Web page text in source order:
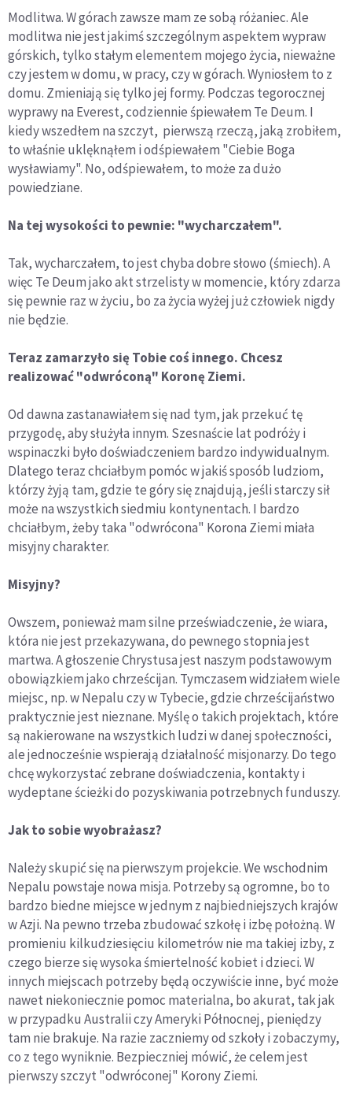
Modlitwa. W górach zawsze mam ze sobą różaniec. Ale
modlitwa nie jest jakimś szczególnym aspektem wypraw
górskich, tylko stałym elementem mojego życia, nieważne
czy jestem w domu, w pracy, czy w górach. Wyniosłem to z
domu. Zmieniają się tylko jej formy. Podczas tegorocznej
wyprawy na Everest, codziennie śpiewałem Te Deum. I
kiedy wszedłem na szczyt, pierwszą rzeczą, jaką zrobiłem,
to właśnie uklęknąłem i odśpiewałem "Ciebie Boga
wysławiamy". No, odśpiewałem, to może za dużo
powiedziane.
Na tej wysokości to pewnie: "wycharczałem".
Tak, wycharczałem, to jest chyba dobre słowo (śmiech). A
więc Te Deum jako akt strzelisty w momencie, który zdarza
się pewnie raz w życiu, bo za życia wyżej już człowiek nigdy
nie będzie.
Teraz zamarzyło się Tobie coś innego. Chcesz
realizować "odwróconą" Koronę Ziemi.
Od dawna zastanawiałem się nad tym, jak przekuć tę
przygodę, aby służyła innym. Szesnaście lat podróży i
wspinaczki było doświadczeniem bardzo indywidualnym.
Dlatego teraz chciałbym pomóc w jakiś sposób ludziom,
którzy żyją tam, gdzie te góry się znajdują, jeśli starczy sił
może na wszystkich siedmiu kontynentach. I bardzo
chciałbym, żeby taka "odwrócona" Korona Ziemi miała
misyjny charakter.
Misyjny?
Owszem, ponieważ mam silne przeświadczenie, że wiara,
która nie jest przekazywana, do pewnego stopnia jest
martwa. A głoszenie Chrystusa jest naszym podstawowym
obowiązkiem jako chrześcijan. Tymczasem widziałem wiele
miejsc, np. w Nepalu czy w Tybecie, gdzie chrześcijaństwo
praktycznie jest nieznane. Myślę o takich projektach, które
są nakierowane na wszystkich ludzi w danej społeczności,
ale jednocześnie wspierają działalność misjonarzy. Do tego
chcę wykorzystać zebrane doświadczenia, kontakty i
wydeptane ścieżki do pozyskiwania potrzebnych funduszy.
Jak to sobie wyobrażasz?
Należy skupić się na pierwszym projekcie. We wschodnim
Nepalu powstaje nowa misja. Potrzeby są ogromne, bo to
bardzo biedne miejsce w jednym z najbiedniejszych krajów
w Azji. Na pewno trzeba zbudować szkołę i izbę położną. W
promieniu kilkudziesięciu kilometrów nie ma takiej izby, z
czego bierze się wysoka śmiertelność kobiet i dzieci. W
innych miejscach potrzeby będą oczywiście inne, być może
nawet niekoniecznie pomoc materialna, bo akurat, tak jak
w przypadku Australii czy Ameryki Północnej, pieniędzy
tam nie brakuje. Na razie zaczniemy od szkoły i zobaczymy,
co z tego wyniknie. Bezpieczniej mówić, że celem jest
pierwszy szczyt "odwróconej" Korony Ziemi.